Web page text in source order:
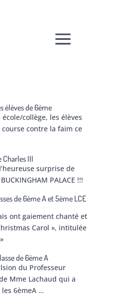
a
élèves de 6ème
collège, les élèves
contre la faim ce
Charles III
surprise de
PALACE !!!
de 6ème A et 5ème LCE
ont gaiement chanté et
Carol », intitulée
de 6ème A
du Professeur
Mme Lachaud qui a
6èmeA …